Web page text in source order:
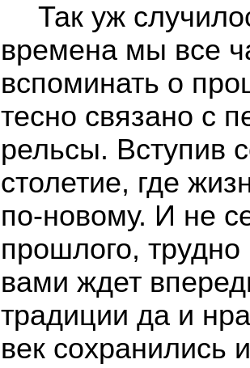
Так уж
времена мы все
вспоминать о
тесно связано с
рельсы. Вступив
столетие, где
по-новому. И не
прошлого, трудно
вами ждет
традиции да и
век сохранились